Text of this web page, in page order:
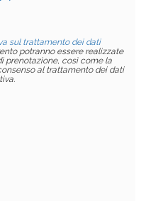
sul trattamento dei dati
potranno essere realizzate
prenotazione, così come la
al trattamento dei dati